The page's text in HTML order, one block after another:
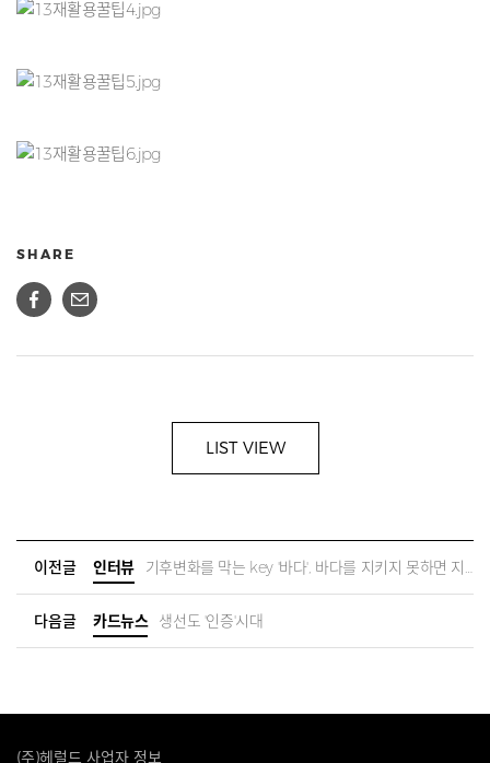
SHARE
LIST VIEW
이전글 인터뷰 기후변화를 막는 key '바다', 바다를 지키지 못하면 지구도 구할 수 없어 | 포어시스 원종화 대표
다음글 카드뉴스 생선도 '인증'시대
(주)헤럴드 사업자 정보